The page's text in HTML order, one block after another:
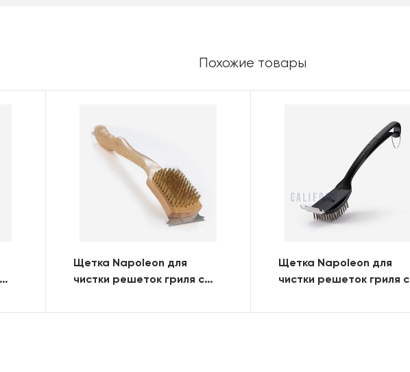
Похожие товары
Щетка Napoleon для
чистки решеток гриля с
Щетка Napoleon для
чистки решеток гриля с